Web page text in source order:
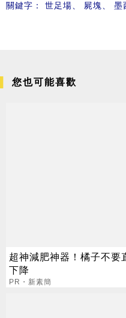
關鍵字： 世足場 屍塊 墨
您也可能喜歡
超神減肥神器！橘子不要
下降
PR・新素簡